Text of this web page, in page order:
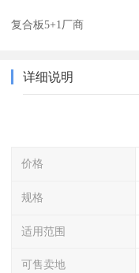
复合板5+1厂商
详细说明
价格
规格
适用范围
可售卖地